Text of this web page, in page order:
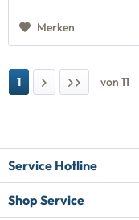
Merken
1 von 11
Service Hotline
Shop Service